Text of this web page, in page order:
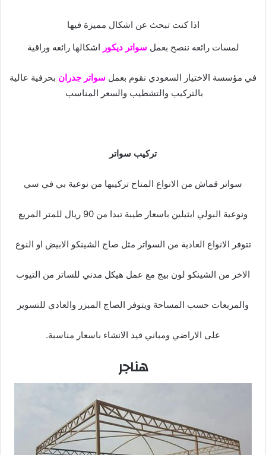
اذا كنت تبحث عن اشكال مميزة فيها
لمسات رائعه ننصح بعمل سواتر ديكور اشكالها رائعه وراقية
في مؤسسة الاختيار السعودي نقوم بعمل سواتر جدران بحرفية عالية
بالتركيب والتشطيب والسعر المناسب
تركيب سواتر
سواتر قماش من الانواع المتاح تركيبها من نوعية بي في سي
ونوعية البولي ايثيلين باسعار طيبة تبدا من 90 ريال للمتر المربع
تتوفر الانواع العادية من السواتر مثل صاج الشينكو الابيض او النوع
الاخر من الشينكو لون بيج مع عمل هيكل مدني للساتر من التيوب
والمربعات حسب المساحة ويتوفر الصاج المبزر والعادي للتسوير
على الاراضي ومباني قيد الانشاء باسعار مناسبة.
هناجر